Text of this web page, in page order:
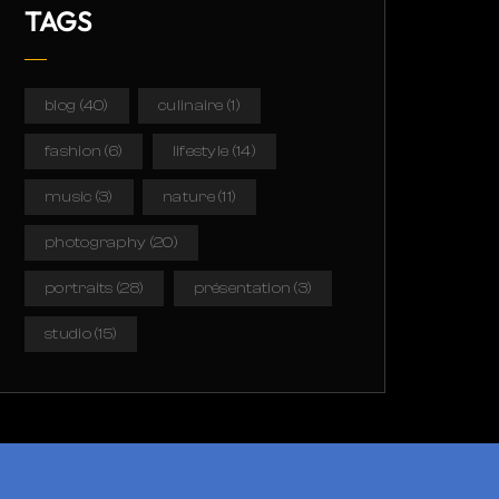
TAGS
blog (40) culinaire (1)
fashion (6) lifestyle (14)
music (3) nature(11)
photography (20)
portraits (28) présentation (3)
studio(15)